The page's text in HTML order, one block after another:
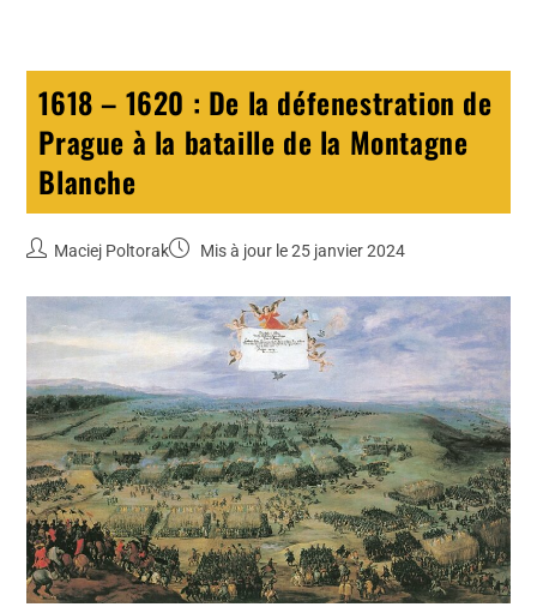
1618 – 1620 : De la défenestration de
Prague à la bataille de la Montagne
Blanche
Maciej Poltorak Mis à jour le 25 janvier 2024